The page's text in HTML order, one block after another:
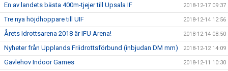
En av landets bästa 400m-tjejer till Upsala IF 2018-12-17 09:37
Tre nya höjdhoppare till UIF 2018-12-14 12:56
Årets Idrottsarena 2018 är IFU Arena! 2018-12-14 08:50
Nyheter från Upplands Friidrottsförbund (inbjudan DM mm) 2018-12-12 14:09
Gavlehov Indoor Games 2018-12-11 10:30